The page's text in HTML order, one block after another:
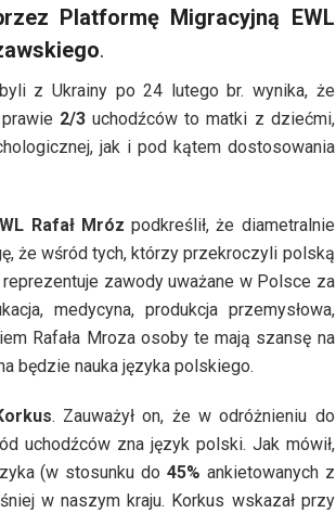
Platformę Migracyjną EWL
.
z Ukrainy po 24 lutego br. wynika, że
2/3 uchodźców to matki z dziećmi,
jak i pod kątem dostosowania
Rafał Mróz podkreślił, że diametralnie
że wśród tych, którzy przekroczyli polską
zawody uważane w Polsce za
medycyna, produkcja przemysłowa,
Rafała Mroza osoby te mają szansę na
będzie nauka języka polskiego.
. Zauważył on, że w odróżnieniu do
uchodźców zna język polski. Jak mówił,
(w stosunku do 45% ankietowanych z
w naszym kraju. Korkus wskazał przy